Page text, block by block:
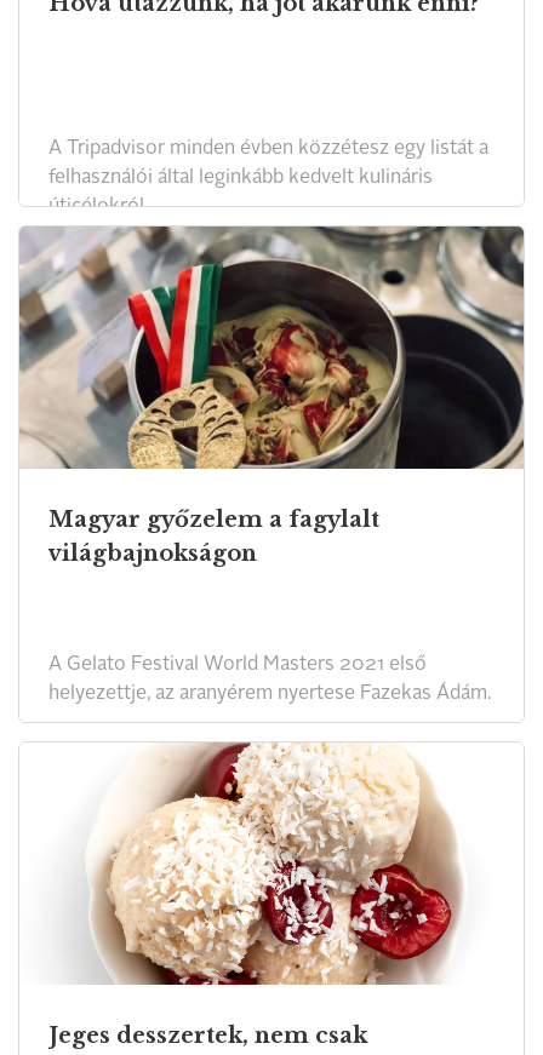
A Tripadvisor minden évben közzétesz egy listát a
felhasználói által leginkább kedvelt kulináris
úticélokról.
Magyar győzelem a fagylalt
világbajnokságon
A Gelato Festival World Masters 2021 első
helyezettje, az aranyérem nyertese Fazekas Ádám.
Jeges desszertek, nem csak